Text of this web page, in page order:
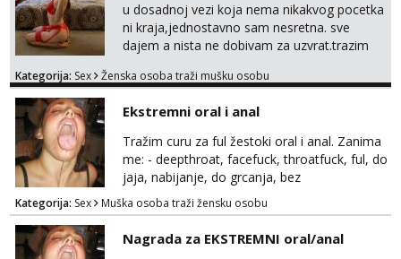
u dosadnoj vezi koja nema nikakvog pocetka
ni kraja,jednostavno sam nesretna. sve
dajem a nista ne dobivam za uzvrat.trazim
trazim puno samo malo njeznosti i
poljupce po tijelu koji me jako
pale,obozavam kad muskarac preuzme
kontrolu . javi se :) Klikni na link ispod i nadji
me tamo, cekam te!
Kategorija: Sex Ženska osoba traži mušku osobu
Ekstremni oral i anal
Tražim curu za ful žestoki oral i anal. Zanima
me: - deepthroat, facefuck, throatfuck, ful, do
jaja, nabijanje, do grcanja, bez
ograničavanja... - fisting (ili big insertions),
gaping, DAP/TAP, prolapse, sirenje... Ako
možeš nešto od toga i spremna si, javi se.
Kategorija: Sex Muška osoba traži žensku osobu
Nagrada za EKSTREMNI oral/anal